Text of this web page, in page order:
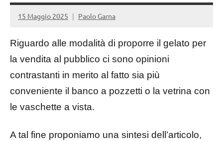
15 Maggio 2025 Paolo Garna
Riguardo alle modalità di proporre il gelato per
la vendita al pubblico ci sono opinioni
contrastanti in merito al fatto sia più
conveniente il banco a pozzetti o la vetrina con
le vaschette a vista.
A tal fine proponiamo una sintesi dell’articolo,